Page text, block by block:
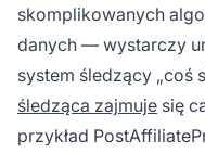
skomplikowanych
danych — wystarczy
system śledzący „coś
śledząca zajmuje się
przykład